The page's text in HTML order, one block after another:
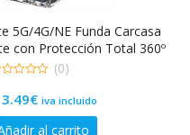
5G/4G/NE Funda Carcasa
con Protección Total 360º
(0)
El
precio
3.49€El
precio
iva incluido
al carrito